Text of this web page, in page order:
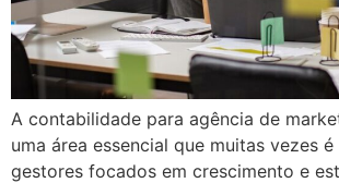
A contabilidade para agência de
uma área essencial que muitas vezes
gestores focados em crescimento e